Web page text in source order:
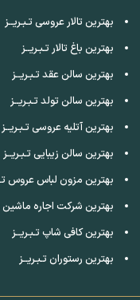
بهترین تالار عروسی تـبـریــز
بهترین باغ تالار تـبـریــز
بهترین سالن عقد تـبـریــز
بهترین سالن تولد تـبـریــز
بهترین آتلیه عروسی تـبـریــز
بهترین سالن زیبایی تـبـریــز
بهترین مزون لباس عروس
بهترین شرکت اجاره ماشین
بهترین کافی شاپ تـبـریــز
بهترین رستوران تـبـریــز